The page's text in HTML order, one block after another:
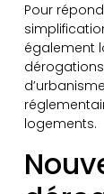
Pour
également
logements.